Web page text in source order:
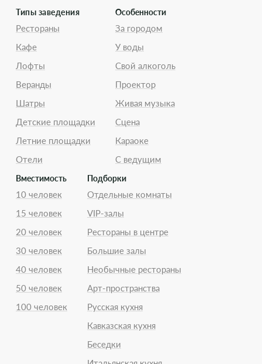
Типы заведения
Рестораны
Кафе
Лофты
Веранды
Шатры
Детские площадки
Летние площадки
Отели
Особенности
За городом
У воды
Свой алкоголь
Проектор
Живая музыка
Сцена
Караоке
С ведущим
Вместимость
10 человек
15 человек
20 человек
30 человек
40 человек
50 человек
100 человек
Подборки
Отдельные комнаты
VIP-залы
Рестораны в центре
Большие залы
Необычные рестораны
Арт-пространства
Русская кухня
Кавказская кухня
Беседки